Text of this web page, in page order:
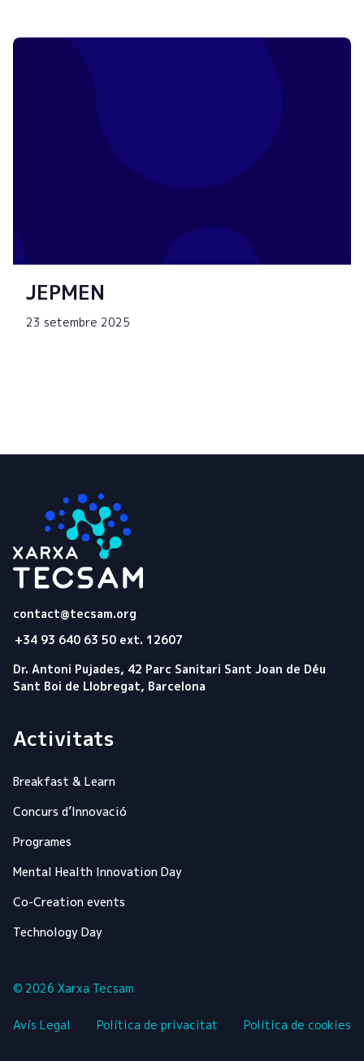
JEPMEN
23 setembre 2025
contact@tecsam.org
+34 93 640 63 50 ext. 12607
Dr. Antoni Pujades, 42 Parc Sanitari Sant Joan de Déu
Sant Boi de Llobregat, Barcelona
Activitats
Breakfast & Learn
Concurs d’Innovació
Programes
Mental Health Innovation Day
Co-Creation events
Technology Day
© 2026 Xarxa Tecsam
Avís Legal Política de privacitat Política de cookies